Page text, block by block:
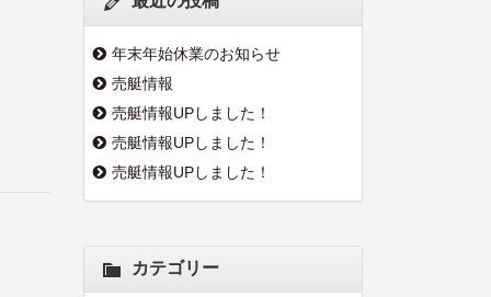
年末年始休業のお知らせ
売艇情報
売艇情報UPしました！
売艇情報UPしました！
売艇情報UPしました！
カテゴリー